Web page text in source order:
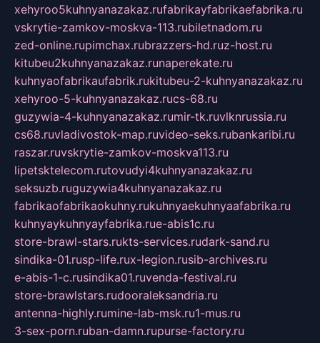
xehyroo5kuhnyanazakaz.rufabrikayfabrikaefabrika.ru
vskrytie-zamkov-moskva-113.rubiletnadom.ru
zed-online.rupimchax.rubrazzers-hd.ruz-host.ru
kitubeu2kuhnyanazakaz.runaperekate.ru
kuhnyaofabrikaufabrik.rukitubeu-2-kuhnyanazakaz.ru
xehyroo-5-kuhnyanazakaz.rucs-68.ru
guzywia-4-kuhnyanazakaz.rumir-tk.ruvlknrussia.ru
cs68.ruvladivostok-map.ruvideo-seks.rubankaribi.ru
raszar.ruvskrytie-zamkov-moskva113.ru
lipetsktelecom.rutovudyi4kuhnyanazakaz.ru
seksuzb.ruguzywia4kuhnyanazakaz.ru
fabrikaofabrikaokuhny.rukuhnyaekuhnyaafabrika.ru
kuhnyaykuhnyayfabrika.rue-abis1c.ru
store-brawl-stars.rukts-services.rudark-sand.ru
sindika-01.rusp-life.rux-legion.rusib-archives.ru
e-abis-1-c.rusindika01.ruvenda-festival.ru
store-brawlstars.rudooraleksandria.ru
antenna-highly.rumine-lab-msk.ru1-mus.ru
3-sex-porn.ruban-damn.rupurse-factory.ru